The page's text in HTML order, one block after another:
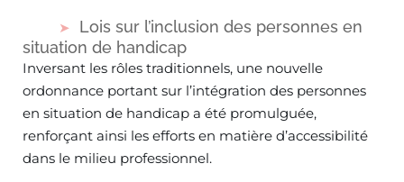
Lois sur l’inclusion des personnes en
situation de handicap
Inversant les rôles traditionnels, une nouvelle
ordonnance portant sur l’intégration des personnes
en situation de handicap a été promulguée,
renforçant ainsi les efforts en matière d’accessibilité
dans le milieu professionnel.